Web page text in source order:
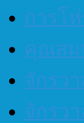
การโ
คุณสม
จักรว
จักรว